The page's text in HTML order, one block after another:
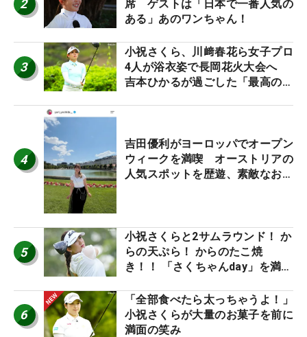
2
席 ゲストは「日本で一番人気の
ある」あのワンちゃん！
3
小祝さくら、川﨑春花ら女子プロ
4人が浴衣姿で長岡花火大会へ
吉本ひかるが過ごした「最高の夏
4
吉田優利がヨーロッパでオープン
ウィークを満喫 オーストリアの
人気スポットを歴遊、素敵なお土
5
小祝さくらと2サムラウンド！ か
らの天ぷら！ からのたこ焼
き！！ 「さくちゃんday」を満喫
6
「全部食べたら太っちゃうよ！」
小祝さくらが大量のお菓子を前に
満面の笑み